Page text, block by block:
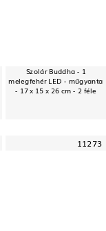
Szolár Buddha - 1
melegfehér LED - műgyanta
- 17 x 15 x 26 cm - 2 féle
11273